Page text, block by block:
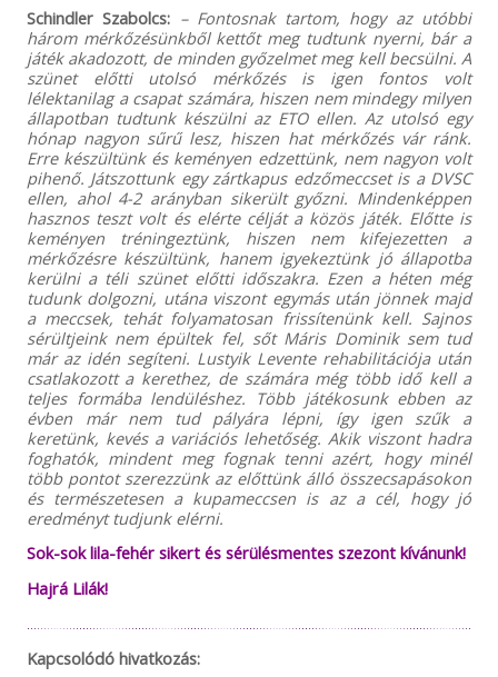
Schindler Szabolcs: – Fontosnak tartom, hogy az utóbbi
három mérkőzésünkből kettőt meg tudtunk nyerni, bár a
játék akadozott, de minden győzelmet meg kell becsülni. A
szünet előtti utolsó mérkőzés is igen fontos volt
lélektanilag a csapat számára, hiszen nem mindegy milyen
állapotban tudtunk készülni az ETO ellen. Az utolsó egy
hónap nagyon sűrű lesz, hiszen hat mérkőzés vár ránk.
Erre készültünk és keményen edzettünk, nem nagyon volt
pihenő. Játszottunk egy zártkapus edzőmeccset is a DVSC
ellen, ahol 4-2 arányban sikerült győzni. Mindenképpen
hasznos teszt volt és elérte célját a közös játék. Előtte is
keményen tréningeztünk, hiszen nem kifejezetten a
mérkőzésre készültünk, hanem igyekeztünk jó állapotba
kerülni a téli szünet előtti időszakra. Ezen a héten még
tudunk dolgozni, utána viszont egymás után jönnek majd
a meccsek, tehát folyamatosan frissítenünk kell. Sajnos
sérültjeink nem épültek fel, sőt Máris Dominik sem tud
már az idén segíteni. Lustyik Levente rehabilitációja után
csatlakozott a kerethez, de számára még több idő kell a
teljes formába lendüléshez. Több játékosunk ebben az
évben már nem tud pályára lépni, így igen szűk a
keretünk, kevés a variációs lehetőség. Akik viszont hadra
foghatók, mindent meg fognak tenni azért, hogy minél
több pontot szerezzünk az előttünk álló összecsapásokon
és természetesen a kupameccsen is az a cél, hogy jó
eredményt tudjunk elérni.
Sok-sok lila-fehér sikert és sérülésmentes szezont kívánunk!
Hajrá Lilák!
Kapcsolódó hivatkozás: